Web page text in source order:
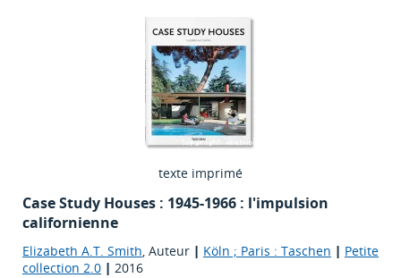
texte imprimé
Case Study Houses : 1945-1966 : l'impulsion
californienne
Elizabeth A.T. Smith, Auteur | Köln ; Paris : Taschen | Petite
collection 2.0 | 2016